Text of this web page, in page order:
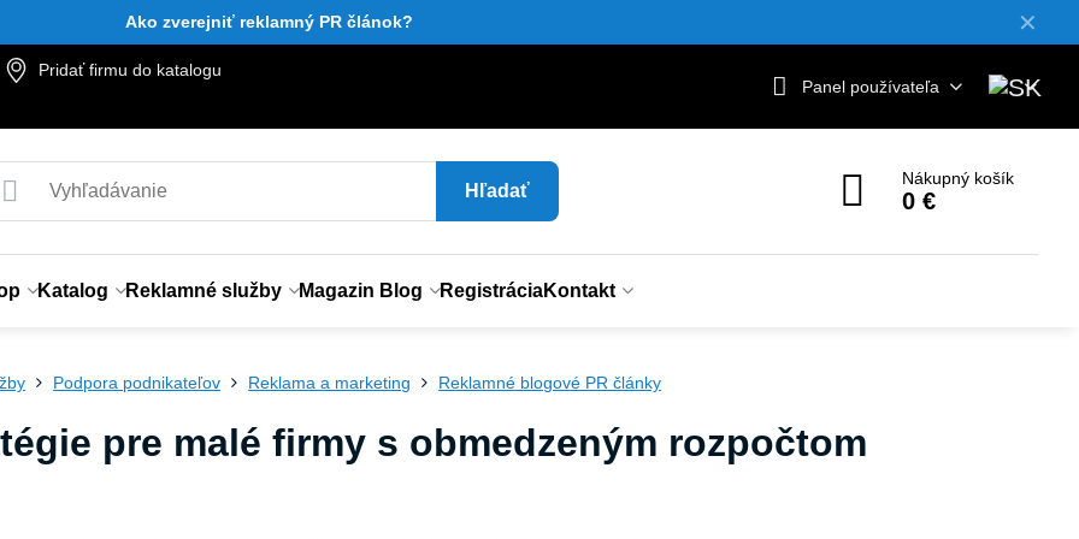
✕
Ako zverejniť reklamný PR článok?
Pridať firmu do katalogu
Panel používateľa
Hľadať
Nákupný košík
0 €
Katalog Reklamné služby Magazin Blog RegistráciaKontakt
Podpora podnikateľov Reklama a marketing Reklamné blogové PR články
pre malé firmy s obmedzeným rozpočtom